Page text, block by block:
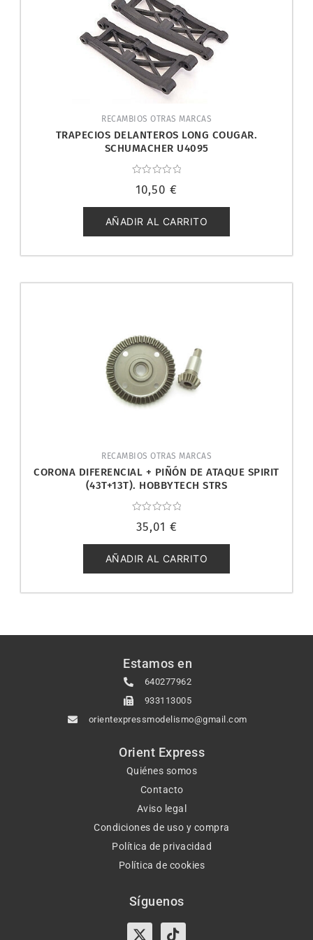
RECAMBIOS OTRAS MARCAS
TRAPECIOS DELANTEROS LONG COUGAR.
SCHUMACHER U4095
con
de
5
10,50 €
AÑADIR AL CARRITO
RECAMBIOS OTRAS MARCAS
CORONA DIFERENCIAL + PIÑÓN DE ATAQUE SPIRIT
(43T+13T). HOBBYTECH STRS
con
de
5
35,01 €
AÑADIR AL CARRITO
Estamos en
640277962
933113005
orientexpressmodelismo@gmail.com
Orient Express
Quiénes somos
Contacto
Aviso legal
Condiciones de uso y compra
Política de privacidad
Política de cookies
Síguenos
X-
Tiktok
InstagramFacebook